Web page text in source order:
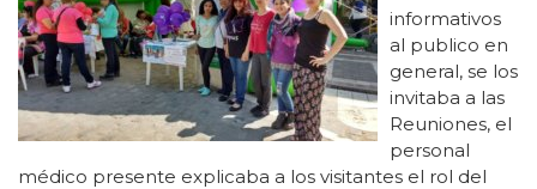
informativos
al publico en
general, se los
invitaba a las
Reuniones, el
personal
médico presente explicaba a los visitantes el rol del